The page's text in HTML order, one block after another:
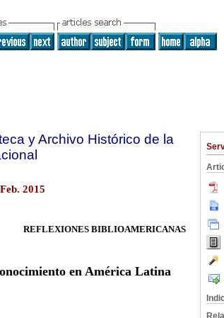
y Archivo Histórico de la
2015
REFLEXIONES BIBLIOAMERICANAS
en América Latina